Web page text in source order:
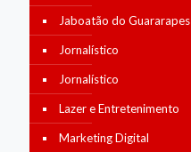
Jaboatão do Guararapes
Jornalístico
Jornalístico
Lazer e Entretenimento
Marketing Digital